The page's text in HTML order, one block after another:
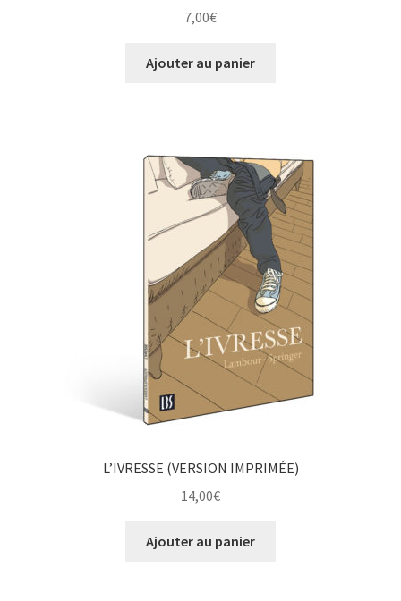
7,00€
Ajouter au panier
L’IVRESSE (VERSION IMPRIMÉE)
14,00€
Ajouter au panier